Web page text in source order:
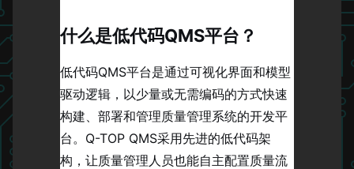
什么是低代码QMS平台？
低代码QMS平台是通过可视化界面和模型
驱动逻辑，以少量或无需编码的方式快速
构建、部署和管理质量管理系统的开发平
台。Q-TOP QMS采用先进的低代码架
构，让质量管理人员也能自主配置质量流